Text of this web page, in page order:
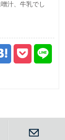
汁、牛乳でし